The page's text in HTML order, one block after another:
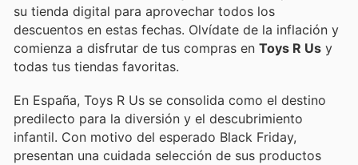
su tienda digital para aprovechar todos los
descuentos en estas fechas. Olvídate de la inflación y
comienza a disfrutar de tus compras en Toys R Us y
todas tus tiendas favoritas.
En España, Toys R Us se consolida como el destino
predilecto para la diversión y el descubrimiento
infantil. Con motivo del esperado Black Friday,
presentan una cuidada selección de sus productos